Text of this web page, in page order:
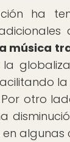
ha
música
la
otro
algunas